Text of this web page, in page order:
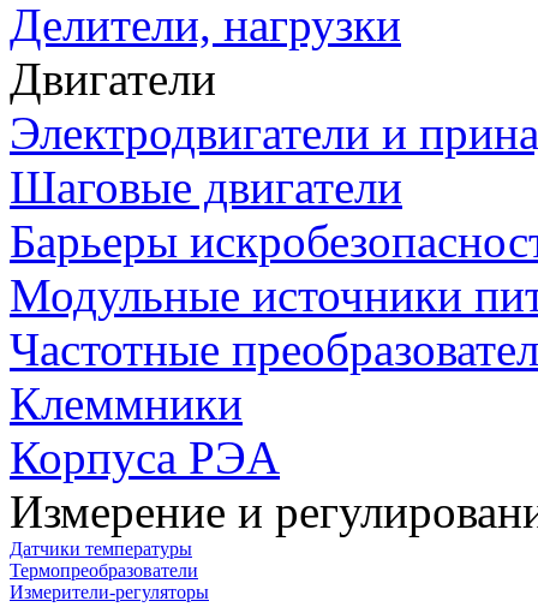
Делители, нагрузки
Двигатели
Электродвигатели и
Шаговые двигатели
Барьеры
Модульные источники
Частотные
Клеммники
Корпуса РЭА
Измерение и
Датчики температуры
Термопреобразователи
Измерители-регуляторы